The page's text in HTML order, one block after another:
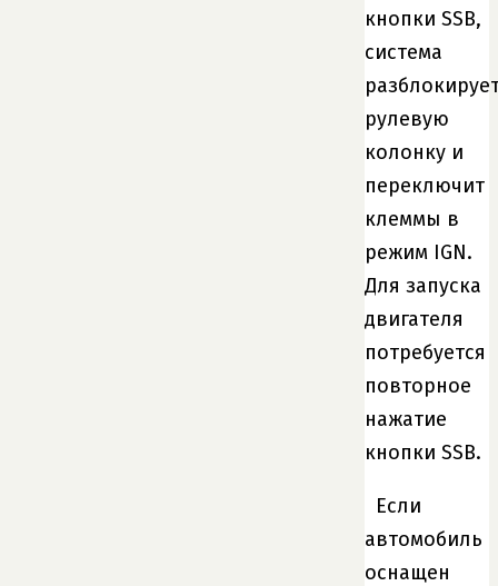
кнопки SSB,
система
рулевую
колонку и
переключит
клеммы в
режим IGN.
Для запуска
двигателя
потребуется
повторное
нажатие
кнопки SSB.
Если
автомобиль
оснащен